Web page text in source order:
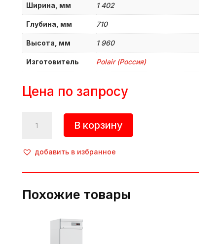
Ширина, мм 1 402
Глубина, мм 710
Высота, мм 1 960
Изготовитель Polair (Россия)
Цена по запросу
товара
холодильный,
DM110Sd-
Polair
В корзину
добавить в избранное
Похожие товары